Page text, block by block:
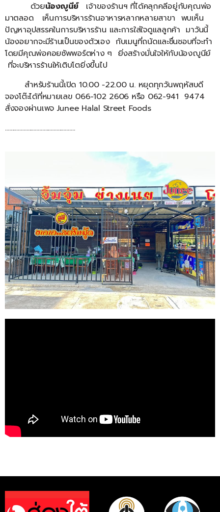
ด้วยน้องญูนีย์
เจ้าของร้านฯ ที่ได้คลุกคลีอยู่กับคุณพ่อ
มาตลอด เห็นการบริหารร้านอาหารหลากหลายสาขา พบเห็น
ปัญหาอุปสรรคในการบริหารร้าน และการใส่ใจดูแลลูกค้า มาวันนี้
น้องอยากจะมีร้านเป็นของตัวเอง กับเมนูที่ถนัดและชื่นชอบที่จะทำ
โดยมีคุณพ่อคอยซัพพอร์ตห่าง ๆ ยิ่งสร้างมั่นใจให้กับน้องญูนีย์
ที่จะบริหารร้านให้เติบโตยิ่งขึ้นไป
สำหรับร้านนี้เปิด 10.00 -22.00 น. หยุดทุกวันพฤหัสบดี
จองโต๊ะได้ที่หมายเลข 066-102 2606 หรือ 062-941 9474
สั่งจองผ่านเพจ Junee Halal Street Foods
………………………………………….